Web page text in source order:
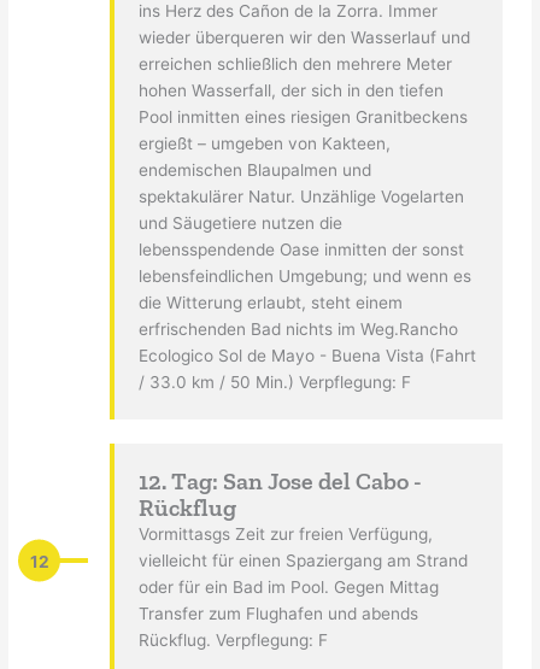
ins Herz des Cañon de la Zorra. Immer
wieder überqueren wir den Wasserlauf und
erreichen schließlich den mehrere Meter
hohen Wasserfall, der sich in den tiefen
Pool inmitten eines riesigen Granitbeckens
ergießt – umgeben von Kakteen,
endemischen Blaupalmen und
spektakulärer Natur. Unzählige Vogelarten
und Säugetiere nutzen die
lebensspendende Oase inmitten der sonst
lebensfeindlichen Umgebung; und wenn es
die Witterung erlaubt, steht einem
erfrischenden Bad nichts im Weg.Rancho
Ecologico Sol de Mayo - Buena Vista (Fahrt
/ 33.0 km / 50 Min.) Verpflegung: F
12
12. Tag: San Jose del Cabo -
Rückflug
Vormittasgs Zeit zur freien Verfügung,
vielleicht für einen Spaziergang am Strand
oder für ein Bad im Pool. Gegen Mittag
Transfer zum Flughafen und abends
Rückflug. Verpflegung: F